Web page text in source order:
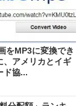
をMP3に変換でき
、アメリカとイギ
ド協...